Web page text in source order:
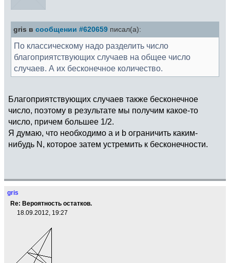
gris в сообщении #620659 писал(а):
По классическому надо разделить число
благоприятствующих случаев на общее число
случаев. А их бесконечное количество.
Благоприятствующих случаев также бесконечное
число, поэтому в результате мы получим какое-то
число, причем большее 1/2.
Я думаю, что необходимо а и b ограничить каким-
нибудь N, которое затем устремить к бесконечности.
gris
Re: Вероятность остатков.
18.09.2012, 19:27